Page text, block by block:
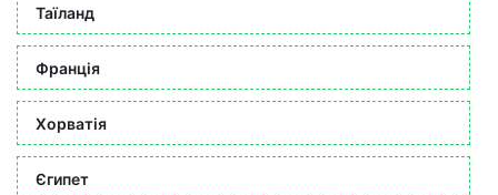
Таїланд
Франція
Хорватія
Єгипет